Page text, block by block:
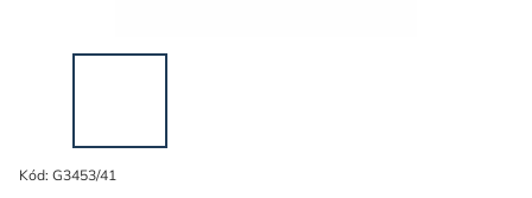
Kód: G3453/41